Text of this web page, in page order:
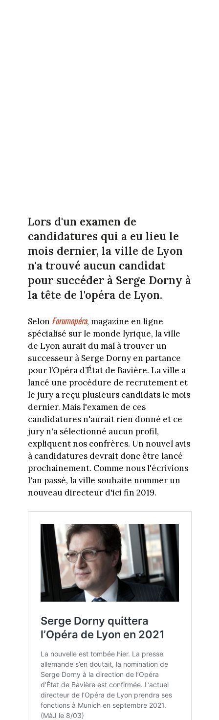
Lors d'un examen de
candidatures qui a eu lieu le
mois dernier, la ville de Lyon
n'a trouvé aucun candidat
pour succéder à Serge Dorny à
la tête de l'opéra de Lyon.
Selon Forumopéra, magazine en ligne
spécialisé sur le monde lyrique, la ville
de Lyon aurait du mal à trouver un
successeur à Serge Dorny en partance
pour l’Opéra d’État de Bavière. La ville a
lancé une procédure de recrutement et
le jury a reçu plusieurs candidats le mois
dernier. Mais l'examen de ces
candidatures n'aurait rien donné et ce
jury n'a sélectionné aucun profil,
expliquent nos confrères. Un nouvel avis
à candidatures devrait donc être lancé
prochainement. Comme nous l'écrivions
l'an passé, la ville souhaite nommer un
nouveau directeur d'ici fin 2019.